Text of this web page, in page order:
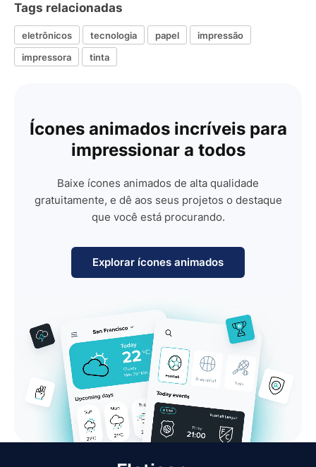
Tags relacionadas
eletrônicos tecnologia papel
impressão
impressora
tinta
Ícones animados incríveis para
impressionar a todos
Baixe ícones animados de alta qualidade
gratuitamente, e dê aos seus projetos o destaque
que você está procurando.
Explorar ícones animados